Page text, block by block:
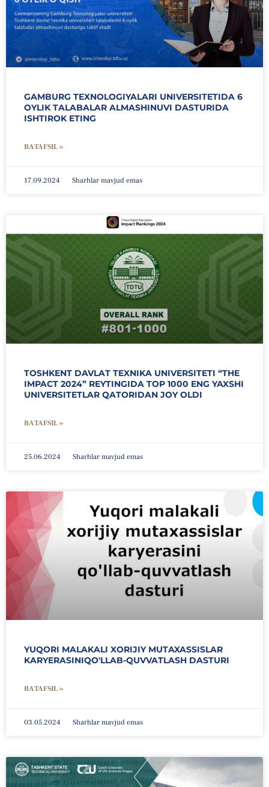
GAMBURG TEXNOLOGIYALARI UNIVERSITETIDA 6
OYLIK TALABALAR ALMASHINUVI DASTURIDA
ISHTIROK ETING
BATAFSIL »
17.09.2024 Sharhlar mavjud emas
TOSHKENT DAVLAT TEXNIKA UNIVERSITETI “THE
IMPACT 2024” REYTINGIDA TOP 1000 ENG YAXSHI
UNIVERSITETLAR QATORIDAN JOY OLDI
BATAFSIL »
25.06.2024 Sharhlar mavjud emas
YUQORI MALAKALI XORIJIY MUTAXASSISLAR
KARYERASINIQO′LLAB-QUVVATLASH DASTURI
BATAFSIL »
03.05.2024 Sharhlar mavjud emas